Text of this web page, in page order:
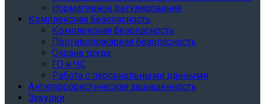
Нормативное регулирование
Комплексная безопасность
Комплексная безопасность
Противопожарная безопасность
Охрана труда
ГО и ЧС
Работа с персональными данными
Антитеррористическая защищенность
Закупки